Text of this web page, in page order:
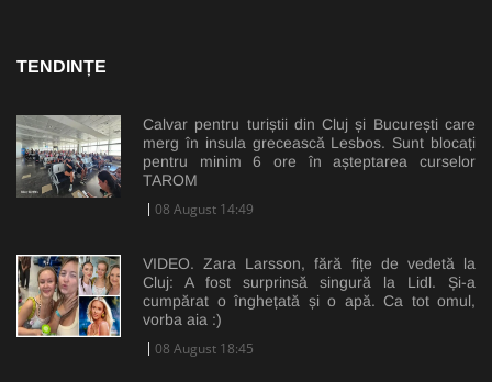
TENDINȚE
Calvar pentru turiștii din Cluj și București care
merg în insula grecească Lesbos. Sunt blocați
pentru minim 6 ore în așteptarea curselor
TAROM
08 August 14:49
VIDEO. Zara Larsson, fără fițe de vedetă la
Cluj: A fost surprinsă singură la Lidl. Și-a
cumpărat o înghețată și o apă. Ca tot omul,
vorba aia :)
08 August 18:45